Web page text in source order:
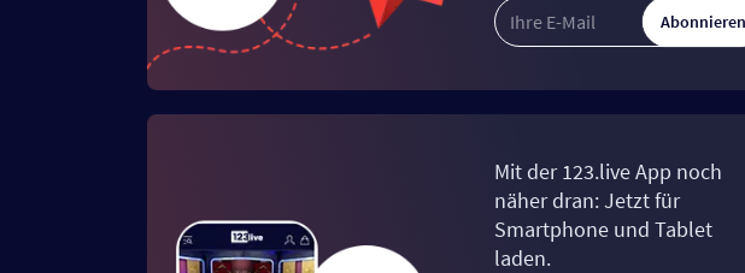
Abonnieren
Mit der 123.live App noch
näher dran: Jetzt für
Smartphone und Tablet
laden.